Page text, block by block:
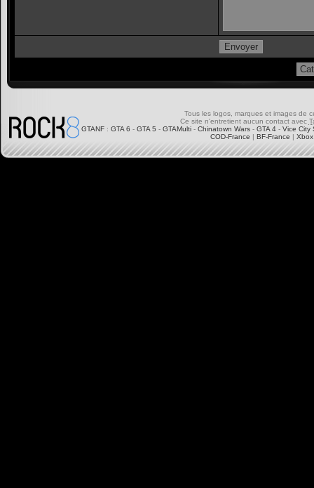
Tous les logos, marques et images de
Ce site n'entretient aucun contact avec
GTANF : GTA 6 - GTA 5 - GTAMulti - Chinatown Wars - GTA 4 - Vice City
COD-France | BF-France |